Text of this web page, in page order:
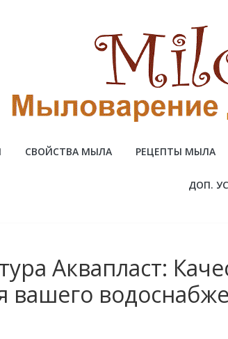
СВОЙСТВА МЫЛА РЕЦЕПТЫ МЫЛА
ДОП.
Аквапласт:
вашего